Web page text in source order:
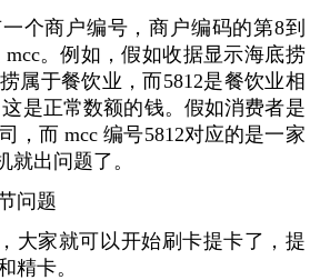
个商户编号，商户编码的第8到
。例如，假如收据显示海底捞
属于餐饮业，而5812是餐饮业相
是正常数额的钱。假如消费者是
，而 mcc 编号5812对应的是一家
就出问题了。
问题
大家就可以开始刷卡提卡了，提
精卡。